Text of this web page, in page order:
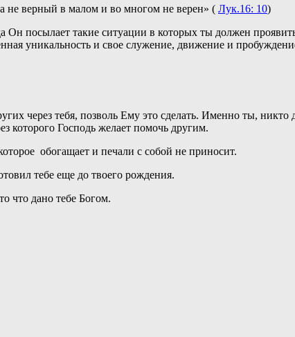
верный в малом и во многом не верен» ( Лук.16: 10)
Он посылает такие ситуации в которых ты должен
уникальность и свое служение, движение и
через тебя, позволь Ему это сделать. Именно ты, никто
которого Господь желает помочь другим.
обогащает и печали с собой не приносит.
тебе еще до твоего рождения.
что дано тебе Богом.